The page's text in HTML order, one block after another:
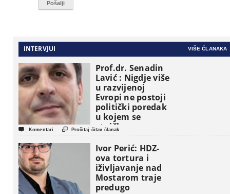
INTERVJUI VIŠE ČLANAKA
Prof.dr. Senadin
Lavić : Nigdje više
u razvijenoj
Evropi ne postoji
politički poredak
u kojem se
etničke grupe
pojavljuju kao
osnovne
političke jedinice
 Komentari  Pročitaj čitav članak
Ivor Perić: HDZ-
ova tortura i
iživljavanje nad
Mostarom traje
predugo